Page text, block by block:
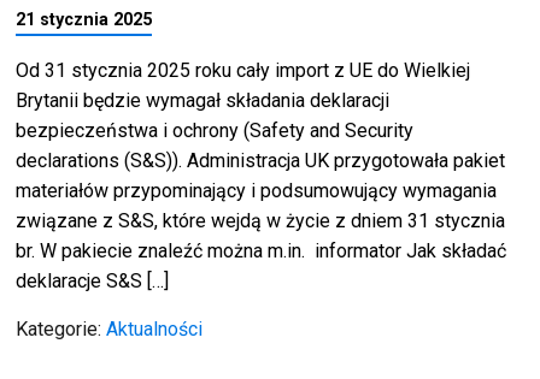
21 stycznia 2025
Od 31 stycznia 2025 roku cały import z UE do Wielkiej
Brytanii będzie wymagał składania deklaracji
bezpieczeństwa i ochrony (Safety and Security
declarations (S&S)). Administracja UK przygotowała pakiet
materiałów przypominający i podsumowujący wymagania
związane z S&S, które wejdą w życie z dniem 31 stycznia
br. W pakiecie znaleźć można m.in. informator Jak składać
deklaracje S&S […]
Kategorie:Aktualności